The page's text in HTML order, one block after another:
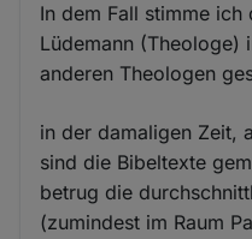
In dem Fall stimme
Lüdemann (Theologe)
anderen Theologen
in der damaligen Zeit,
sind die Bibeltexte
betrug die
(zumindest im Raum